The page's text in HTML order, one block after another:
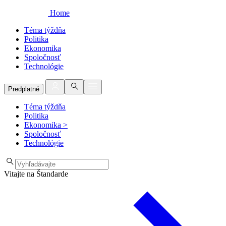
Home
Téma týždňa
Politika
Ekonomika
Spoločnosť
Technológie
Predplatné
Téma týždňa
Politika
Ekonomika >
Spoločnosť
Technológie
Vitajte na Štandarde